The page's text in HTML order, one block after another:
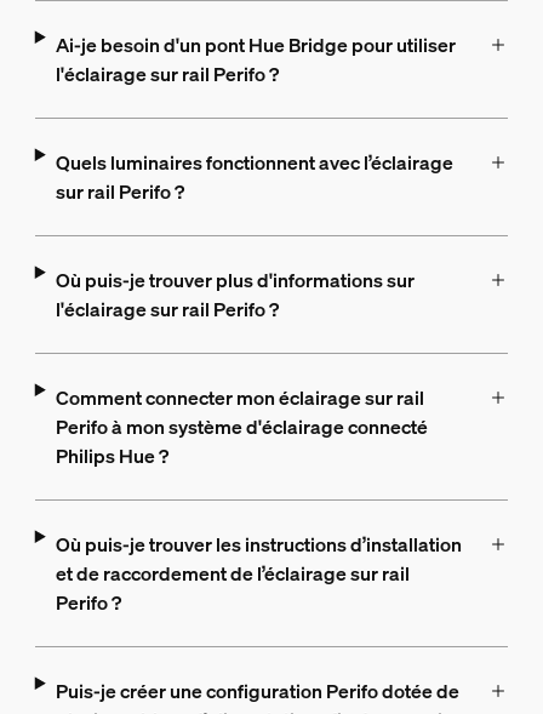
Ai-je besoin d'un pont Hue Bridge pour utiliser
l'éclairage sur rail Perifo ?
Quels luminaires fonctionnent avec l’éclairage
sur rail Perifo ?
Où puis-je trouver plus d'informations sur
l'éclairage sur rail Perifo ?
Comment connecter mon éclairage sur rail
Perifo à mon système d'éclairage connecté
Philips Hue ?
Où puis-je trouver les instructions d’installation
et de raccordement de l’éclairage sur rail
Perifo ?
Puis-je créer une configuration Perifo dotée de